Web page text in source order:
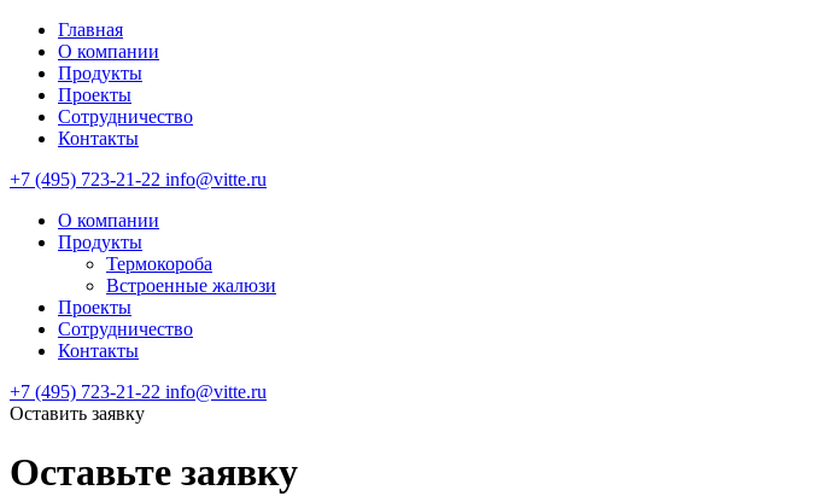
Главная
О компании
Продукты
Проекты
Сотрудничество
Контакты
+7 (495) 723-21-22 info@vitte.ru
О компании
Продукты
Термокороба
Встроенные жалюзи
Проекты
Сотрудничество
Контакты
+7 (495) 723-21-22 info@vitte.ru
Оставить заявку
Оставьте заявку